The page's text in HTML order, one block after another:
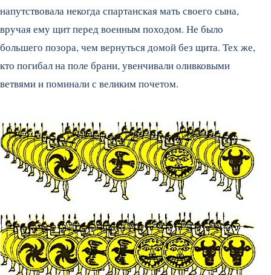
напутствовала некогда спартанская мать своего сына,
вручая ему щит перед военным походом. Не было
большего позора, чем вернуться домой без щита. Тех же,
кто погибал на поле брани, увенчивали оливковыми
ветвями и поминали с великим почетом.